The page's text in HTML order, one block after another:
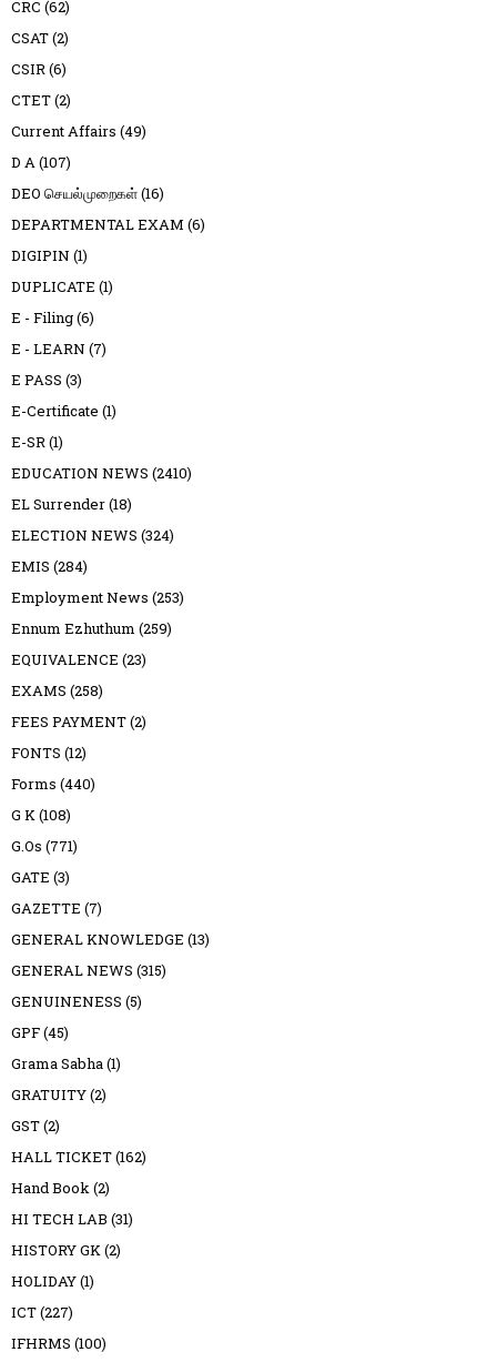
CRC (62)
CSAT(2)
CSIR(6)
CTET(2)
Current Affairs (49)
D A(107)
DEO செயல்முறைகள்(16)
DEPARTMENTAL EXAM (6)
DIGIPIN (1)
DUPLICATE (1)
E - Filing(6)
E - LEARN (7)
E PASS (3)
E-Certificate (1)
E-SR(1)
EDUCATION NEWS (2410)
EL Surrender(18)
ELECTION NEWS (324)
EMIS (284)
Employment News (253)
Ennum Ezhuthum (259)
EQUIVALENCE (23)
EXAMS (258)
FEES PAYMENT(2)
FONTS (12)
Forms (440)
G K(108)
G.Os (771)
GATE (3)
GAZETTE (7)
GENERAL KNOWLEDGE (13)
GENERAL NEWS (315)
GENUINENESS (5)
GPF(45)
Grama Sabha(1)
GRATUITY(2)
GST(2)
HALL TICKET(162)
Hand Book(2)
HI TECH LAB (31)
HISTORY GK(2)
HOLIDAY(1)
ICT(227)
IFHRMS (100)